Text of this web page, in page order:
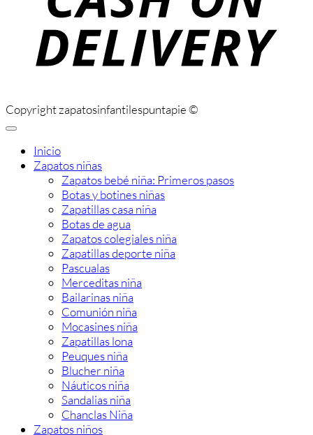
Copyright zapatosinfantilespuntapie ©
Inicio
Zapatos niñas
Zapatos bebé niña: Primeros pasos
Botas y botines niñas
Zapatillas casa niña
Botas de agua
Zapatos colegiales niña
Zapatillas deporte niña
Pascualas
Merceditas niña
Bailarinas niña
Comunión niña
Mocasines niña
Zapatillas lona
Peuques niña
Blucher niña
Náuticos niña
Sandalias niña
Chanclas Niña
Zapatos niños